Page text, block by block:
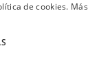
1300de cookies. Más